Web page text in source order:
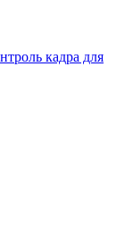
кадра для